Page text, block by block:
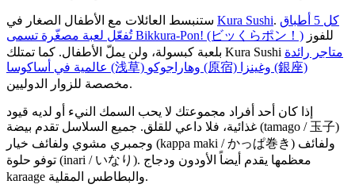
Kura Sushi. كل 5 أطباق
تُفعّل لعبة مصغّرة تسمى Bikkura-Pon! (ビッくらポン！)
بلعبة كبسولة، ولن يملّ الأطفال. كما تمتلك Kura Sushi متاجر رائدة
عالمية في أساكوسا (浅草) وهاراجوكو (原宿) وغينزا (銀座)
مخصصة للزوار الدوليين.
إذا كان أحد أفراد مجموعتك لا يحب السمك النيء أو لديه قيود
غذائية، فلا داعي للقلق. جميع السلاسل تقدم بيضة (tamago / 玉子)
وجمبري مشوي ولفائف خيار (kappa maki / かっぱ巻き) ولفائف
توفو حلوة (inari / いなり). معظمها يقدم أيضاً الأودون ودجاج
karaage والبطاطس المقلية.